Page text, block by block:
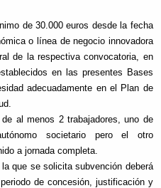
de 30.000 euros desde la fecha
o línea de negocio innovadora
de la respectiva convocatoria, en
en las presentes Bases
adecuadamente en el Plan de
menos 2 trabajadores, uno de
societario pero el otro
a jornada completa.
se solicita subvención deberá
de concesión, justificación y